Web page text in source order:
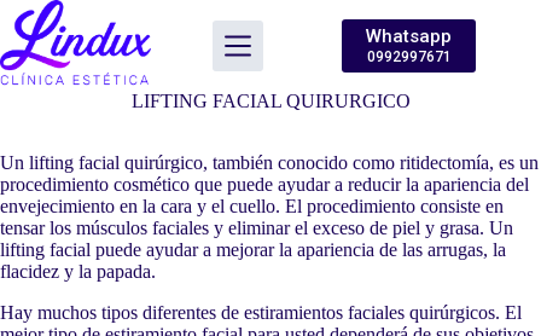
Saltar
contenido
Whatsapp
0992997671
LIFTING FACIAL QUIRURGICO
Un lifting facial quirúrgico, también conocido como ritidectomía, es un
procedimiento cosmético que puede ayudar a reducir la apariencia del
envejecimiento en la cara y el cuello. El procedimiento consiste en
tensar los músculos faciales y eliminar el exceso de piel y grasa. Un
lifting facial puede ayudar a mejorar la apariencia de las arrugas, la
flacidez y la papada.
Hay muchos tipos diferentes de estiramientos faciales quirúrgicos. El